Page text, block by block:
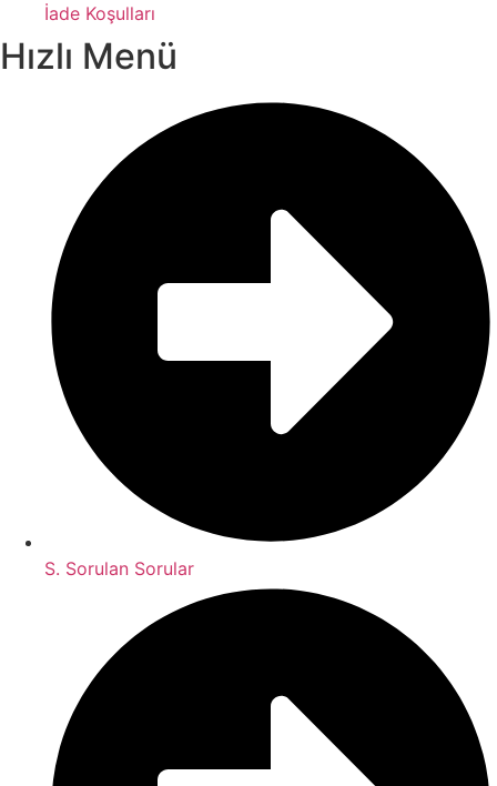
İade Koşulları
Hızlı Menü
S. Sorulan Sorular